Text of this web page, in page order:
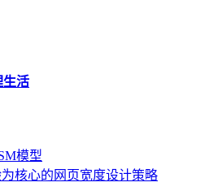
活
模型
核心的网页宽度设计策略